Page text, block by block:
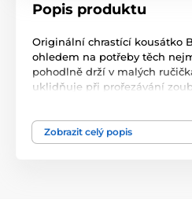
Popis produktu
Originální chrastící kousátko
ohledem na potřeby těch
pohodlně drží v malých
uklidňuje při prořezávání
povzbuzují ke cvičení a hře,
Zobrazit celý popis